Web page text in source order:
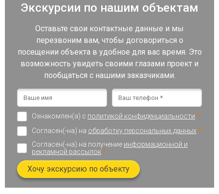
Экскурсии по нашим объектам
Оставьте свои контактные данные и мы
перезвоним вам, чтобы договориться о
посещении объекта в удобное для вас время. Это
возможность увидеть своими глазами проект и
пообщаться с нашими заказчиками.
Ознакомлен(а) с политикой конфиденциальности *
Согласен(-на) на обработку персональных данных *
Согласен(-на) на получение информационной и
рекламной рассылок*
Хочу экскурсию по объекту